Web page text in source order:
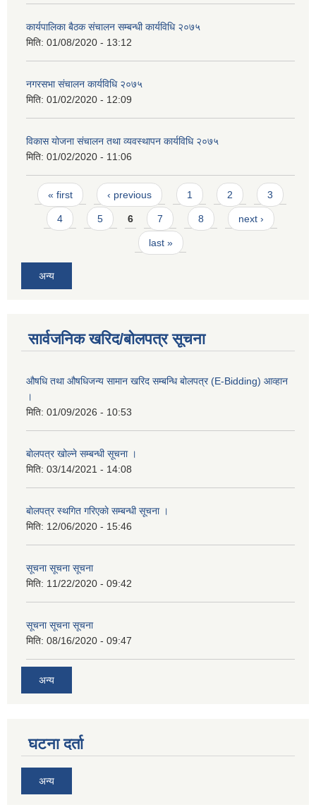
कार्यपालिका बैठक संचालन सम्बन्धी कार्यविधि २०७५
मिति: 01/08/2020 - 13:12
नगरसभा संचालन कार्यविधि २०७५
मिति: 01/02/2020 - 12:09
विकास योजना संचालन तथा व्यवस्थापन कार्यविधि २०७५
मिति: 01/02/2020 - 11:06
Pages
« first ‹ previous 1 2 3
4 5 6 7 8 next ›
last »
अन्य
सार्वजनिक खरिद/बोलपत्र सूचना
औषधि तथा औषधिजन्य सामान खरिद सम्बन्धि बोलपत्र (E-Bidding) आव्हान
।
मिति: 01/09/2026 - 10:53
बाेलपत्र खोल्ने सम्बन्धी सूचना ।
मिति: 03/14/2021 - 14:08
बाेलपत्र स्थगित गरिएकाे सम्बन्धी सूचना ।
मिति: 12/06/2020 - 15:46
सूचना सूचना सूचना
मिति: 11/22/2020 - 09:42
सूचना सूचना सूचना
मिति: 08/16/2020 - 09:47
अन्य
घटना दर्ता
अन्य